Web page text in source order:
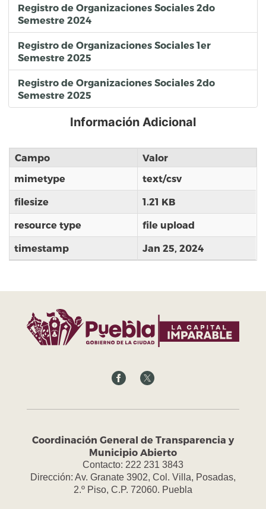
Registro de Organizaciones Sociales 2do
Semestre 2024
Registro de Organizaciones Sociales 1er
Semestre 2025
Registro de Organizaciones Sociales 2do
Semestre 2025
Información Adicional
Campo
Valor
mimetype
text/csv
filesize 1.21 KB
resource type file upload
timestamp Jan 25, 2024
Coordinación General de Transparencia y
Municipio Abierto
Contacto: 222 231 3843
Dirección: Av. Granate 3902, Col. Villa, Posadas,
2.º Piso, C.P. 72060. Puebla